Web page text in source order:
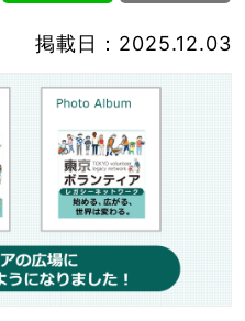
掲載日：2025.12.03